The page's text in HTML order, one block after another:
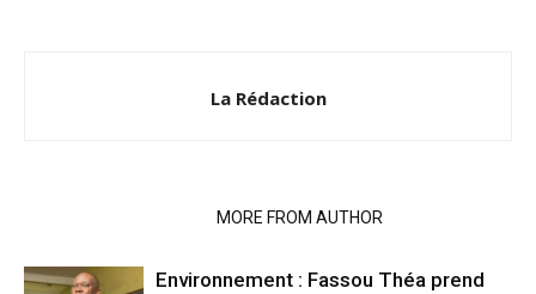
La Rédaction
MORE FROM AUTHOR
Environnement : Fassou Théa prend